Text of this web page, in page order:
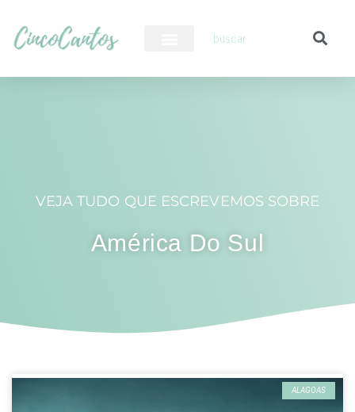
VEJA TUDO QUE ESCREVEMOS SOBRE
América Do Sul
ALAGOAS